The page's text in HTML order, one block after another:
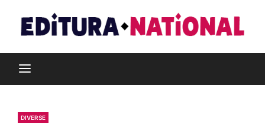
content
Editura Național
DIVERSE